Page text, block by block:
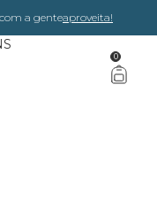
a genteaproveita!
0